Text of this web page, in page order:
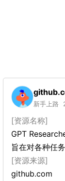
新手上路
[资源名称]
GPT
旨在对各种任
[资源来源]
github.com